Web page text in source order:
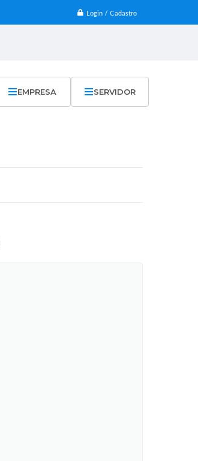
Login / Cadastro
EMPRESA SERVIDOR